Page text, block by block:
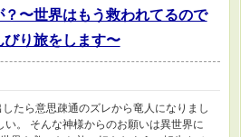
〜世界はもう救われてるので
り旅をします〜
たら意思疎通のズレから竜人になりまし
い。 そんな神様からのお願いは異世界に